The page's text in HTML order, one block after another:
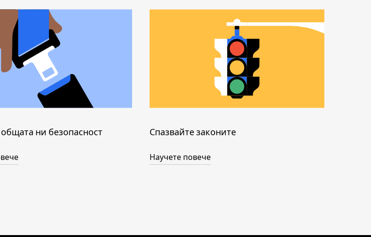
ни безопасност Спазвайте законите
Научете повече